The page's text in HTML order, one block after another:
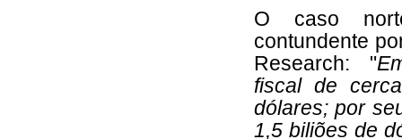
O caso
contundente
Research: "
fiscal de
dólares; por
1,5 biliões de